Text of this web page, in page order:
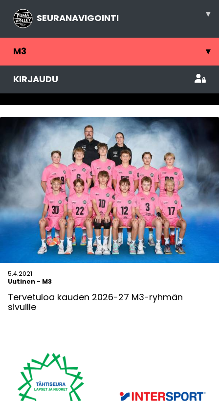
SEURANAVIGOINTI ▾
M3 ▾
KIRJAUDU
5.4.2021
Uutinen - M3
Tervetuloa kauden 2026-27 M3-ryhmän
sivuille